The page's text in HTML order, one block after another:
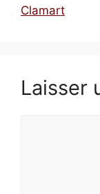
Clamart
Laisser